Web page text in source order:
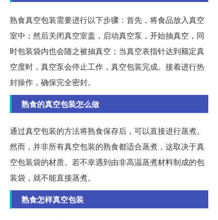
熟食真空包装需要进行以下步骤：首先，将食品放入真空
室中；然后关闭真空室盖，启动真空泵，开始抽真空，同
时包装袋内也会随之被抽真空；当真空表指针达到额定真
空度时，真空泵会停止工作，真空包装完成。接着进行热
封操作，确保完全密封。
熟食的真空包装怎么做
通过真空包装的方法将熟食保存后，可以直接进行蒸煮。
然而，并非所有真空包装的熟食都适合蒸煮，这取决于真
空包装袋的材质。若不幸遇到由非高温蒸煮材料制成的包
装袋，就不能直接蒸煮。
熟食怎样真空包装